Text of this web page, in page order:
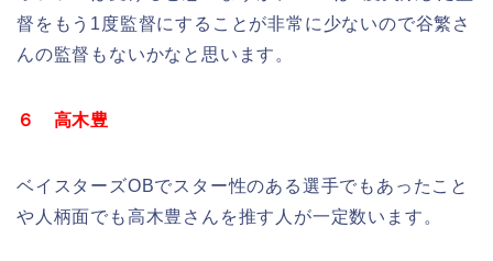
督をもう1度監督にすることが非常に少ないので谷繁さ
んの監督もないかなと思います。
６ 高木豊
ベイスターズOBでスター性のある選手でもあったこと
や人柄面でも高木豊さんを推す人が一定数います。